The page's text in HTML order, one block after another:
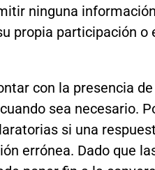
ninguna
propia participación o
con la presencia
sea necesario.
si una
errónea. Dado que